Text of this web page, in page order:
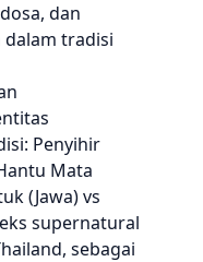
dan
tradisi
Penyihir
Mata
(Jawa) vs
supernatural
sebagai